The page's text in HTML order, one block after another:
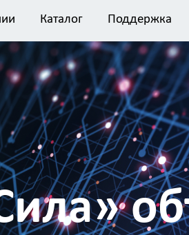
Каталог Поддержка